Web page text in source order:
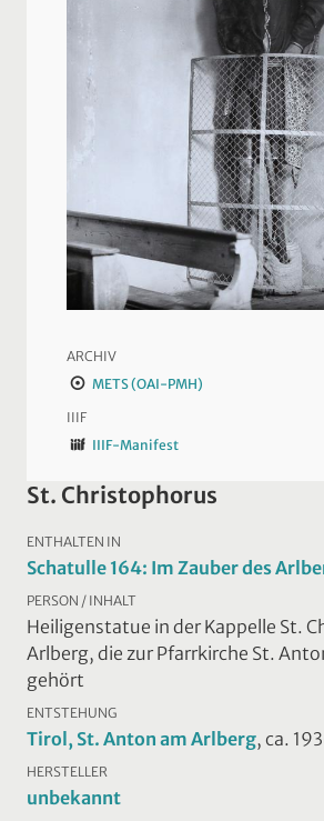
ARCHIV
METS (OAI-PMH)
IIIF
IIIF-Manifest
St. Christophorus
ENTHALTEN IN
Schatulle 164: Im Zauber des
PERSON / INHALT
Heiligenstatue in der Kappelle St.
Arlberg, die zur Pfarrkirche St.
gehört
ENTSTEHUNG
Tirol, St. Anton am Arlberg, ca.
HERSTELLER
unbekannt